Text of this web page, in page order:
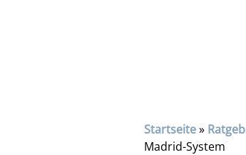
Startseite»
Madrid-System